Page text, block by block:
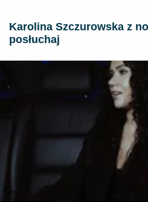
Karolina Szczurowska z
posłuchaj